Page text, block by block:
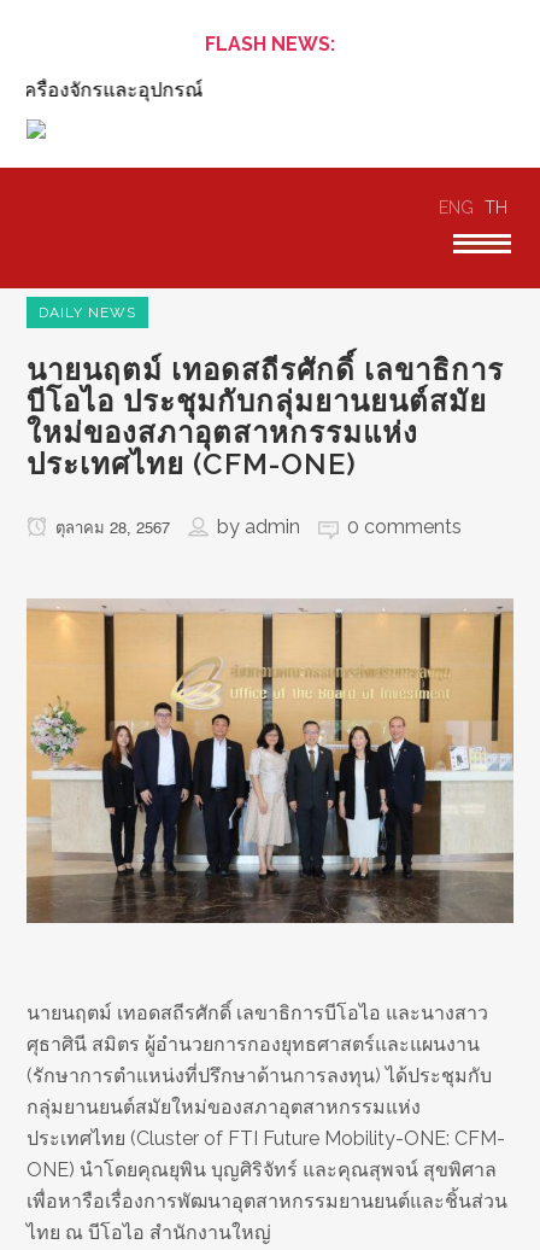
FLASH NEWS:
รื่องจักรและอุปกรณ์
ENG TH
DAILY NEWS
นายนฤตม์ เทอดสถีรศักดิ์ เลขาธิการ
บีโอไอ ประชุมกับกลุ่มยานยนต์สมัย
ใหม่ของสภาอุตสาหกรรมแห่ง
ประเทศไทย (CFM-ONE)
ตุลาคม 28, 2567 by admin 0 comments
นายนฤตม์ เทอดสถีรศักดิ์ เลขาธิการบีโอไอ และนางสาว
ศุธาศินี สมิตร ผู้อำนวยการกองยุทธศาสตร์และแผนงาน
(รักษาการตำแหน่งที่ปรึกษาด้านการลงทุน) ได้ประชุมกับ
กลุ่มยานยนต์สมัยใหม่ของสภาอุตสาหกรรมแห่ง
ประเทศไทย (Cluster of FTI Future Mobility-ONE: CFM-
ONE) นำโดยคุณยุพิน บุญศิริจัทร์ และคุณสุพจน์ สุขพิศาล
เพื่อหารือเรื่องการพัฒนาอุตสาหกรรมยานยนต์และชิ้นส่วน
ไทย ณ บีโอไอ สำนักงานใหญ่